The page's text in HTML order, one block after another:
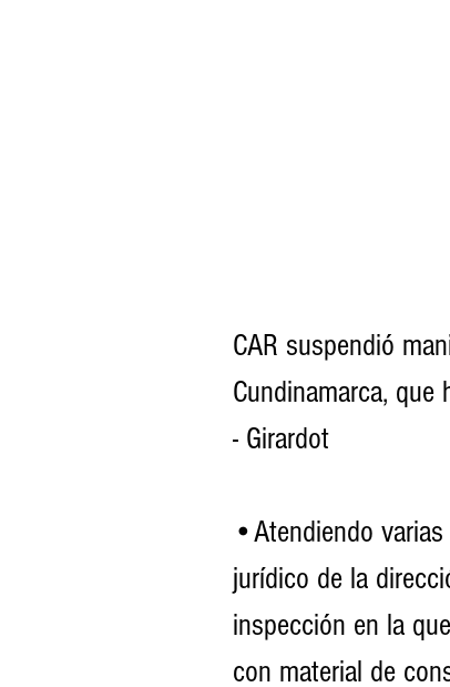
CAR suspendió
Cundinamarca,
- Girardot
•Atendiendo
jurídico de la
inspección en la
con material de